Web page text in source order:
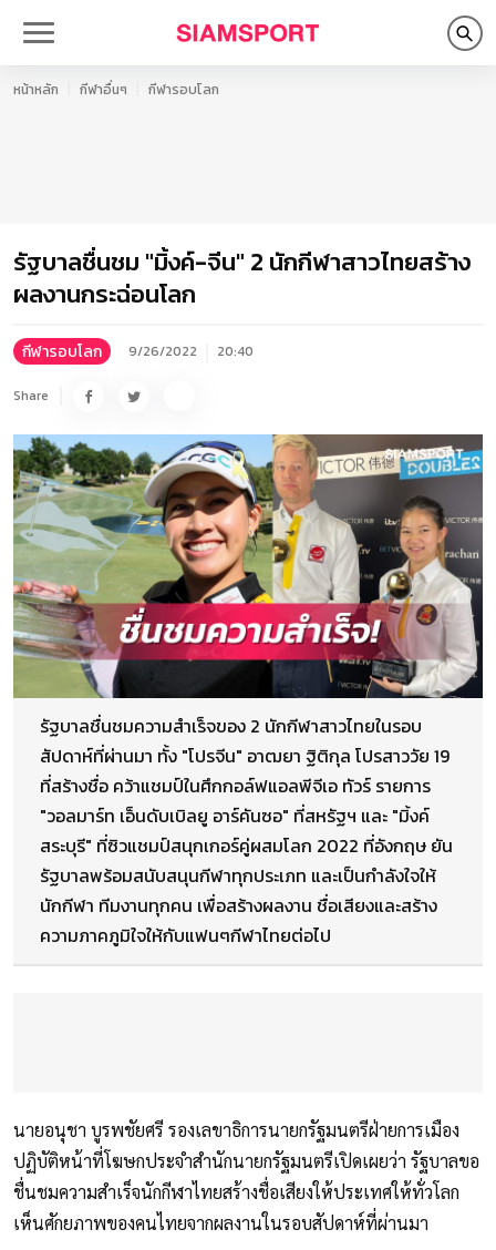
หน้าหลัก กีฬาอื่นๆ กีฬารอบโลก
รัฐบาลชื่นชม "มิ้งค์-จีน" 2 นักกีฬาสาวไทยสร้าง
ผลงานกระฉ่อนโลก
กีฬารอบโลก 9/26/2022 20:40
Share
รัฐบาลชื่นชมความสำเร็จของ 2 นักกีฬาสาวไทยในรอบ
สัปดาห์ที่ผ่านมา ทั้ง "โปรจีน" อาฒยา ฐิติกุล โปรสาววัย 19
ที่สร้างชื่อ คว้าแชมป์ในศึกกอล์ฟแอลพีจีเอ ทัวร์ รายการ
"วอลมาร์ท เอ็นดับเบิลยู อาร์คันซอ" ที่สหรัฐฯ และ "มิ้งค์
สระบุรี" ที่ซิวแชมป์สนุกเกอร์คู่ผสมโลก 2022 ที่อังกฤษ ยัน
รัฐบาลพร้อมสนับสนุนกีฬาทุกประเภท และเป็นกำลังใจให้
นักกีฬา ทีมงานทุกคน เพื่อสร้างผลงาน ชื่อเสียงและสร้าง
ความภาคภูมิใจให้กับแฟนๆกีฬาไทยต่อไป
นายอนุชา บูรพชัยศรี รองเลขาธิการนายกรัฐมนตรีฝ่ายการเมือง
ปฏิบัติหน้าที่โฆษกประจำสำนักนายกรัฐมนตรีเปิดเผยว่า รัฐบาลขอ
ชื่นชมความสำเร็จนักกีฬาไทยสร้างชื่อเสียงให้ประเทศให้ทั่วโลก
เห็นศักยภาพของคนไทยจากผลงานในรอบสัปดาห์ที่ผ่านมา